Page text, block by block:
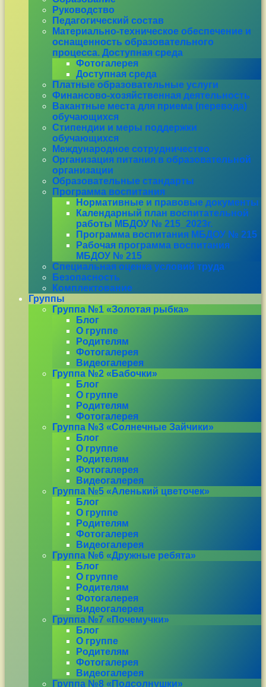
Руководство
Педагогический состав
Материально-техническое обеспечение и
оснащенность образовательного
процесса. Доступная среда
Фотогалерея
Доступная среда
Платные образовательные услуги
Финансово-хозяйственная деятельность
Вакантные места для приема (перевода)
обучающихся
Стипендии и меры поддержки
обучающихся
Международное сотрудничество
Организация питания в образовательной
организации
Образовательные стандарты
Программа воспитания
Нормативные и правовые документы
Календарный план воспитательной
работы МБДОУ № 215_2023г.
Программа воспитания МБДОУ № 215
Рабочая программа воспитания
МБДОУ № 215
Специальная оценка условий труда
Безопасность
Комплектование
Группы
Группа №1 «Золотая рыбка»
Блог
О группе
Родителям
Фотогалерея
Видеогалерея
Группа №2 «Бабочки»
Блог
О группе
Родителям
Фотогалерея
Группа №3 «Солнечные Зайчики»
Блог
О группе
Родителям
Фотогалерея
Видеогалерея
Группа №5 «Аленький цветочек»
Блог
О группе
Родителям
Фотогалерея
Видеогалерея
Группа №6 «Дружные ребята»
Блог
О группе
Родителям
Фотогалерея
Видеогалерея
Группа №7 «Почемучки»
Блог
О группе
Родителям
Фотогалерея
Видеогалерея
Группа №8 «Подсолнушки»